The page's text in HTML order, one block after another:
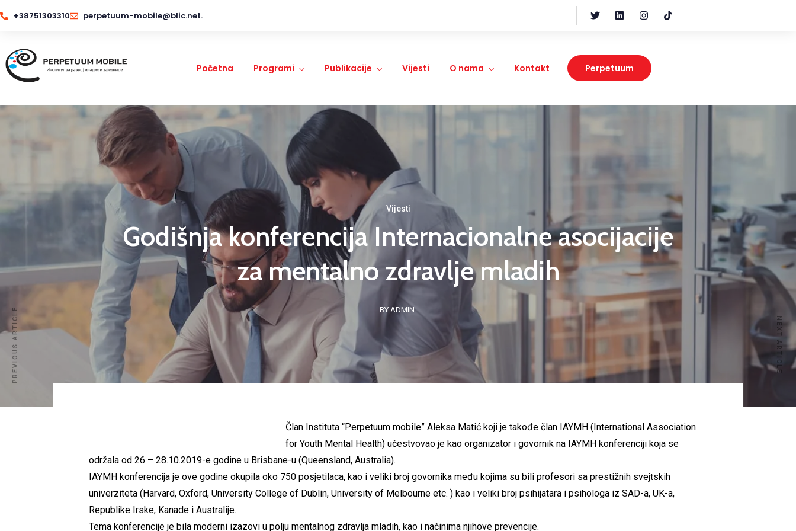
+38751303310 perpetuum-mobile@blic.net.
Početna Programi Publikacije Vijesti O nama Kontakt Perpetuum
Vijesti
Godišnja konferencija Internacionalne asocijacije
za mentalno zdravlje mladih
BY ADMIN
Član Instituta “Perpetuum mobile” Aleksa Matić koji je takođe član IAYMH (International Association
for Youth Mental Health) učestvovao je kao organizator i govornik na IAYMH konferenciji koja se
održala od 26 – 28.10.2019-e godine u Brisbane-u (Queensland, Australia).
IAYMH konferencija je ove godine okupila oko 750 posjetilaca, kao i veliki broj govornika među kojima su bili profesori sa prestižnih svejtskih
univerziteta (Harvard, Oxford, University College of Dublin, University of Melbourne etc. ) kao i veliki broj psihijatara i psihologa iz SAD-a, UK-a,
Republike Irske, Kanade i Australije.
Tema konferencije je bila moderni izazovi u polju mentalnog zdravlja mladih, kao i načinima njihove prevencije.
PREVIOUS ARTICLE NEXT ARTICLE